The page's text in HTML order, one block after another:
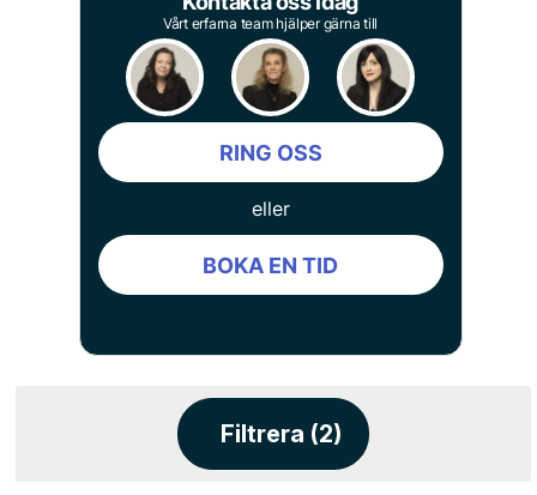
Vårt erfarna team hjälper gärna till
RING OSS
eller
BOKA EN TID
Filtrera (2)